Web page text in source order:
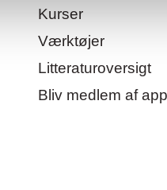
Kurser
Værktøjer
Litteraturoversigt
Bliv medlem af